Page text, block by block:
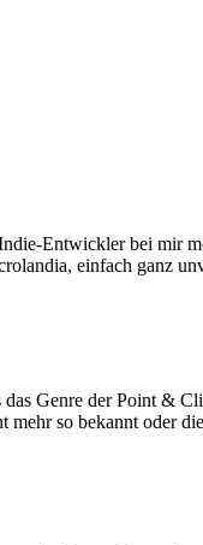
Entwickler bei mir
einfach ganz
Genre der Point &
so bekannt oder